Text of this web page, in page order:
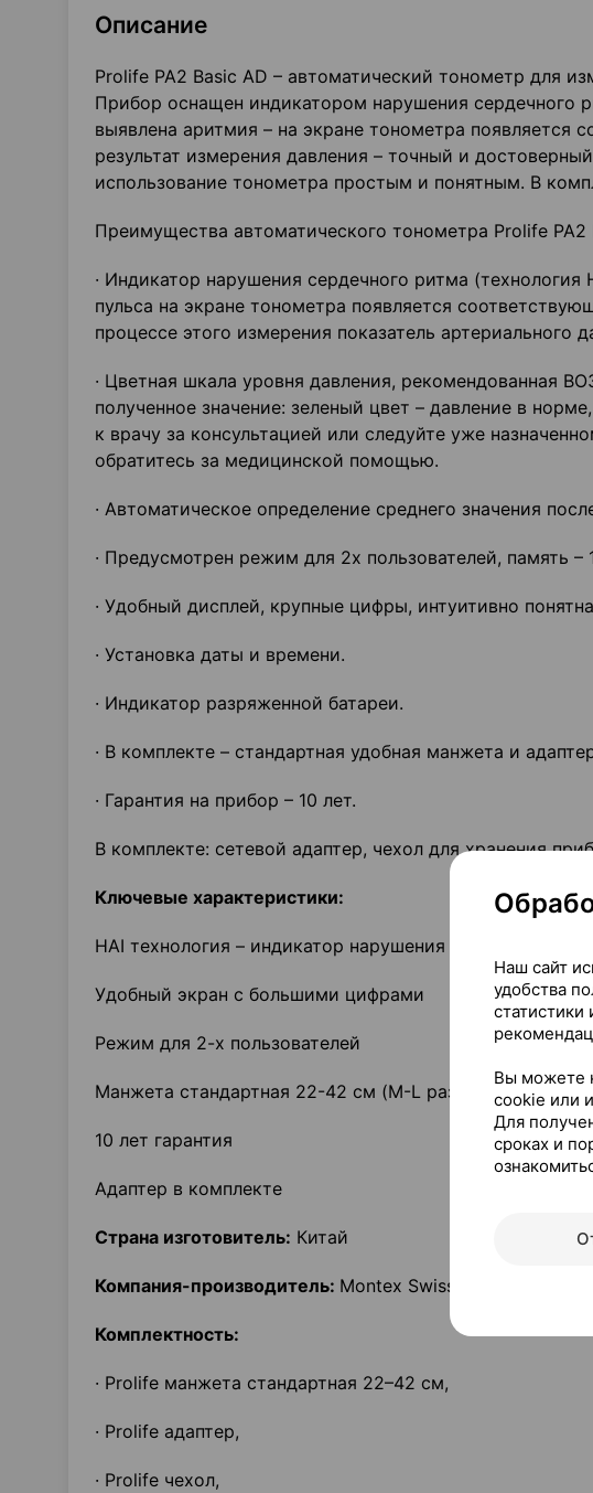
Описание
Prolife PA2 Basic AD – автоматический тонометр для
Прибор оснащен индикатором нарушения сердечного
выявлена аритмия – на экране тонометра
результат измерения давления – точный и
использование тонометра простым и понятным. В
Преимущества автоматического тонометра Prolife PA2
· Индикатор нарушения сердечного ритма
пульса на экране тонометра появляется
процессе этого измерения показатель артериального
· Цветная шкала уровня давления, рекомендованная
полученное значение: зеленый цвет – давление в
к врачу за консультацией или следуйте уже
обратитесь за медицинской помощью.
· Автоматическое определение среднего значения
· Предусмотрен режим для 2х пользователей, память
· Удобный дисплей, крупные цифры, интуитивно
· Установка даты и времени.
· Индикатор разряженной батареи.
· В комплекте – стандартная удобная манжета и
· Гарантия на прибор – 10 лет.
В комплекте: сетевой адаптер, чехол для хранения
Ключевые характеристики:
HAI технология – индикатор нарушения сердечного
Удобный экран с большими цифрами
Режим для 2-х пользователей
Манжета стандартная 22-42 см (M-L размера)
10 лет гарантия
Адаптер в комплекте
Страна изготовитель: Китай
Компания-производитель: Montex Swiss AG, Швейцария
Комплектность:
· Prolife манжета стандартная 22–42 см,
· Prolife адаптер,
· Prolife чехол,
Наш сайт
удобства
Вы можете
cookie или
Для
сроках и